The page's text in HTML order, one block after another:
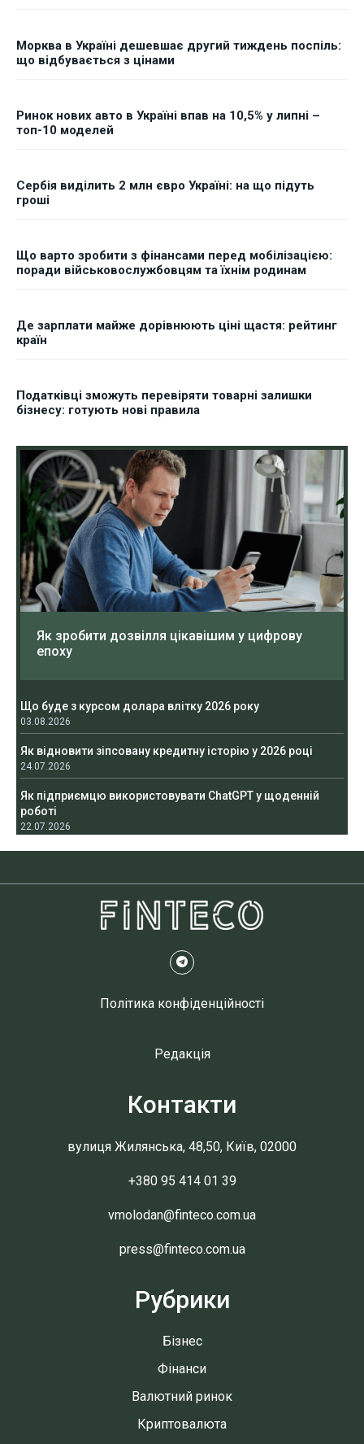
Морква в Україні дешевшає другий тиждень поспіль:
що відбувається з цінами
Ринок нових авто в Україні впав на 10,5% у липні –
топ-10 моделей
Сербія виділить 2 млн євро Україні: на що підуть
гроші
Що варто зробити з фінансами перед мобілізацією:
поради військовослужбовцям та їхнім родинам
Де зарплати майже дорівнюють ціні щастя: рейтинг
країн
Податківці зможуть перевіряти товарні залишки
бізнесу: готують нові правила
Як зробити дозвілля цікавішим у цифрову
епоху
Що буде з курсом долара влітку 2026 року
03.08.2026
Як відновити зіпсовану кредитну історію у 2026 році
24.07.2026
Як підприємцю використовувати ChatGPT у щоденній
роботі
22.07.2026
Політика конфіденційності
Редакція
Контакти
вулиця Жилянська, 48,50, Київ, 02000
+380 95 414 01 39
vmolodan@finteco.com.ua
press@finteco.com.ua
Рубрики
Бізнес
Фінанси
Валютний ринок
Криптовалюта